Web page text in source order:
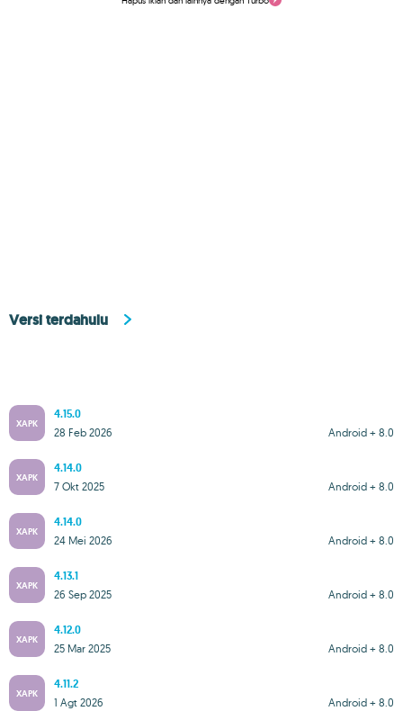
Versi terdahulu
XAPK
4.15.0
Android + 8.0
28 Feb 2026
XAPK
4.14.0
Android + 8.0
7 Okt 2025
XAPK
4.14.0
Android + 8.0
24 Mei 2026
XAPK
4.13.1
Android + 8.0
26 Sep 2025
XAPK
4.12.0
Android + 8.0
25 Mar 2025
XAPK
4.11.2
Android + 8.0
1 Agt 2026